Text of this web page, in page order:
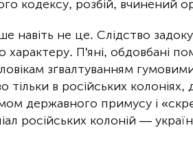
кодексу, розбій, вчинений
навіть не це. Слідство
характеру. П'яні, обдовбані
зґвалтуванням
в російських колоніях,
державного примусу і
російських колоній —